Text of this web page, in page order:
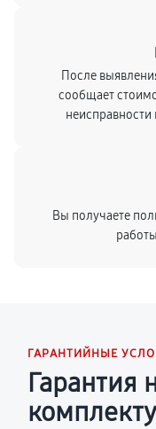
После
сообщает
Вы получаете
ГАРАНТИЙНЫЕ
Гарантия